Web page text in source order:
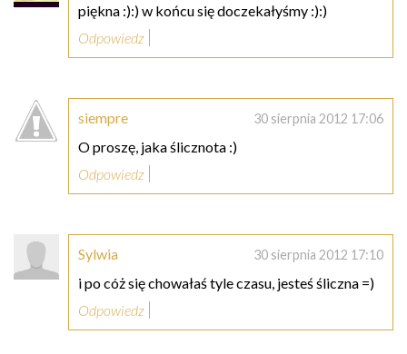
piękna :):) w końcu się doczekałyśmy :):)
Odpowiedz
siempre 30 sierpnia 2012 17:06
O proszę, jaka ślicznota :)
Odpowiedz
Sylwia 30 sierpnia 2012 17:10
i po cóż się chowałaś tyle czasu, jesteś śliczna =)
Odpowiedz